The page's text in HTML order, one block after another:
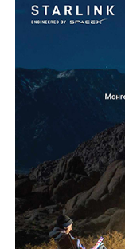
Үүнд:
Олон
томилолт,
тавилга,
Батлан